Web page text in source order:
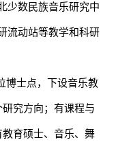
少数民族音乐研究中
流动站等教学和科研
博士点，下设音乐教
研究方向；有课程与
育硕士、音乐、舞